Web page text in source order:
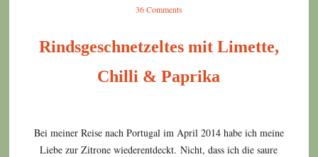
36 Comments
Rindsgeschnetzeltes mit Limette,
Chilli & Paprika
Bei meiner Reise nach Portugal im April 2014 habe ich meine
Liebe zur Zitrone wiederentdeckt. Nicht, dass ich die saure